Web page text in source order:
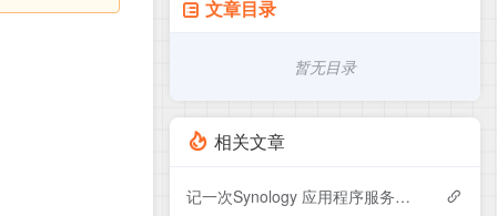
文章目录
暂无目录
相关文章
记一次Synology 应用程序服务无法启动的异常